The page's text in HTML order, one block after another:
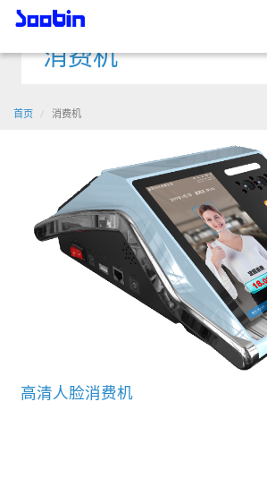
消费机
首页 消费机
高清人脸消费机